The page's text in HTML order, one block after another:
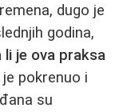
dugo je
godina,
li je ova praksa
pokrenuo i
su